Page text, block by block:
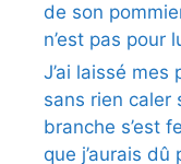
de son
n’est pas pour
J’ai laissé
sans rien caler
branche s’est
que j’aurais